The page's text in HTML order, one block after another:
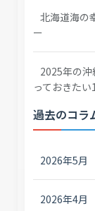
北海道海の
ー
2025年の
っておきた
過去のコラ
2026年5月
2026年4月